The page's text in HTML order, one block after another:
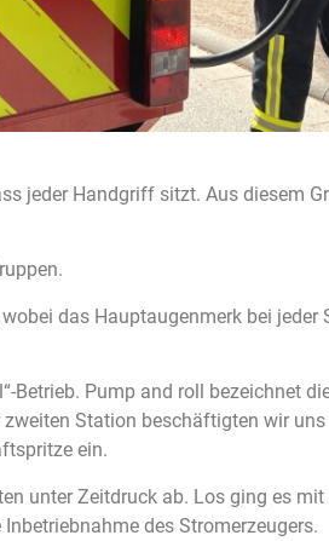
jeder Handgriff sitzt. Aus diesem
das Hauptaugenmerk bei
Pump and roll bezeichnet
Station beschäftigten wir
ein.
unter Zeitdruck ab. Los ging es
des Stromerzeugers.